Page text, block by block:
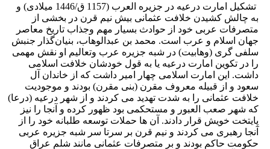
تشکیل امارت درعیه در جزیره العرب (1157 ق/1446 میلادی) و
به چالش کشیدن خلافت عثمانی بیش نیم قرن در بخشی از
متصرفات عربی خود از حوادث بسیار مهم و‌جذاب تاریخ معاصر
جهان اسلام و عرب است. محمد بن عبدالوهاب، بنیان‌گذار جنبش
سلفی گری (وهابیت) در شبه جزیره عرب وتعالیم او‌ نقش مهمی
را در تکوین امارت درعیه یا به قول خودشان خلافت اسلامی
داشت. این امارت اسلامی چهار امیر داشت که از خاندان آل
سعود و از قبیله معروف مقرن (بنی مقرن) بودند و ‌موجودیت
خلافت عثمانی را به شدت تهدید می کردند و از شهر درعیه (درعا)
که شهر صعب العبور و مستحکمی بود ظهور کرده و آنجا را نیز
پایتخت خویش قرار دادند. آن ها حملات توسعه طلبانه خود را از
آنجا رهبری می کردند و نیم قرن بر سرتا سر شبه جزیره عربی
حکومت حاکم بودند و بر متصرفات عثمانی مانند شلم عراق